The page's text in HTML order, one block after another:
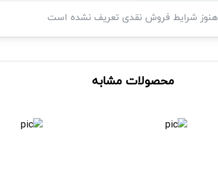
هنوز شرایط فروش نقدی تعریف نشده است
محصولات مشابه